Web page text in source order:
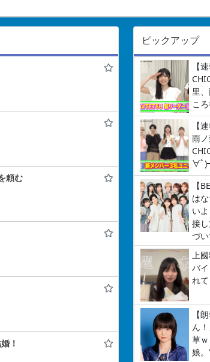
ピックアップ
【
里
こ
【
雨
∀ﾟ
【
は
い
接
づい
上
バ
れ
【
ん
草
娘。
頼む
！